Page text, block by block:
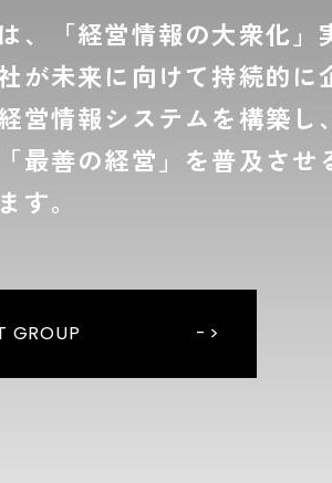
、「経営情報の大衆化」
が未来に向けて持続的に
営情報システムを構築し
最善の経営」を普及させ
す。
GROUP